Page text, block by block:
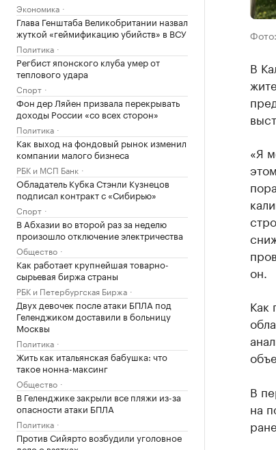
Экономика
Глава Генштаба Великобритании назвал
жуткой «геймификацию убийств» в ВСУ
Политика
Регбист японского клуба умер от
теплового удара
Спорт
Фон дер Ляйен призвала перекрывать
доходы России «со всех сторон»
Политика
Как выход на фондовый рынок изменил
компании малого бизнеса
РБК и МСП Банк
Обладатель Кубка Стэнли Кузнецов
подписал контракт с «Сибирью»
Спорт
В Абхазии во второй раз за неделю
произошло отключение электричества
Общество
Как работает крупнейшая товарно-
сырьевая биржа страны
РБК и Петербургская Биржа
Двух девочек после атаки БПЛА под
Геленджиком доставили в больницу
Москвы
Политика
Жить как итальянская бабушка: что
такое нонна-максинг
Общество
В Геленджике закрыли все пляжи из-за
опасности атаки БПЛА
Политика
Против Сийярто возбудили уголовное
В
«Я
он.
Как
В
на